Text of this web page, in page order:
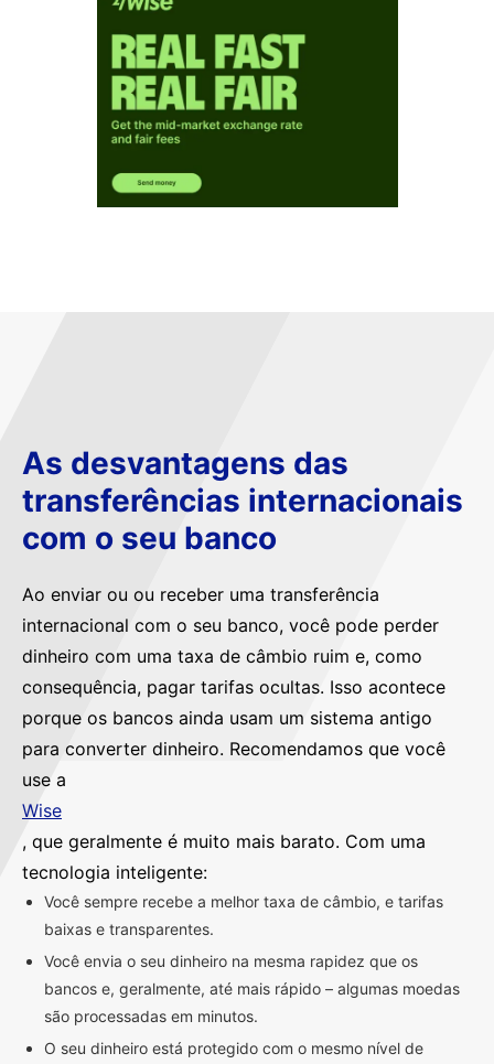
As desvantagens das
transferências internacionais
com o seu banco
Ao enviar ou ou receber uma transferência
internacional com o seu banco, você pode perder
dinheiro com uma taxa de câmbio ruim e, como
consequência, pagar tarifas ocultas. Isso acontece
porque os bancos ainda usam um sistema antigo
para converter dinheiro. Recomendamos que você
use a
Wise
, que geralmente é muito mais barato. Com uma
tecnologia inteligente:
Você sempre recebe a melhor taxa de câmbio, e tarifas
baixas e transparentes.
Você envia o seu dinheiro na mesma rapidez que os
bancos e, geralmente, até mais rápido – algumas moedas
são processadas em minutos.
O seu dinheiro está protegido com o mesmo nível de